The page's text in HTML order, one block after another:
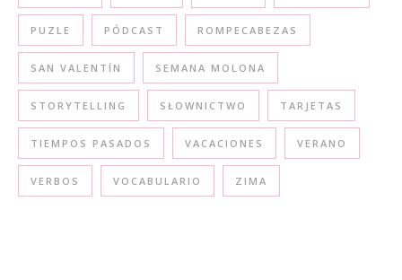
PUZLE PÓDCAST ROMPECABEZAS
SAN VALENTÍN SEMANA MOLONA
STORYTELLING SŁOWNICTWO TARJETAS
TIEMPOS PASADOS VACACIONES VERANO
VERBOS VOCABULARIO ZIMA